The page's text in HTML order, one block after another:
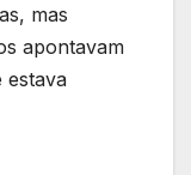
mas
apontavam
estava